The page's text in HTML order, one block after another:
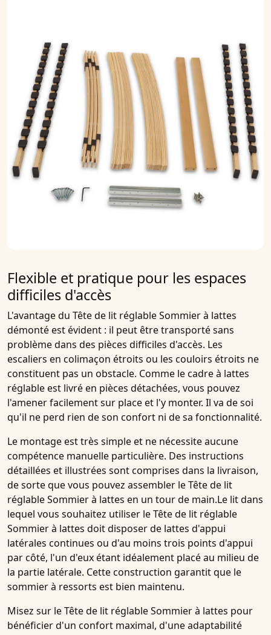
Flexible et pratique pour les espaces
difficiles d'accès
L'avantage du Tête de lit réglable Sommier à lattes
démonté est évident : il peut être transporté sans
problème dans des pièces difficiles d'accès. Les
escaliers en colimaçon étroits ou les couloirs étroits ne
constituent pas un obstacle. Comme lecadre à lattes
réglableest livré en pièces détachées, vous pouvez
l'amener facilement sur place et l'y monter. Il va de soi
qu'il ne perd rien de son confort ni de sa fonctionnalité.
Le montage est très simple et ne nécessite aucune
compétence manuelle particulière. Des instructions
détaillées et illustrées sont comprises dans la livraison,
de sorte que vous pouvez assembler leTête de lit
réglable Sommier à lattes en un tour de main.Le lit dans
lequel vous souhaitez utiliser leTête de lit réglable
Sommier à lattes doit disposer de lattes d'appui
latérales continues ou d'au moins trois points d'appui
par côté, l'un d'eux étant idéalement placé au milieu de
la partie latérale. Cette construction garantit que le
sommier à ressorts est bien maintenu.
Misez sur leTête de lit réglable Sommier à lattes pour
bénéficier d'un confort maximal, d'une adaptabilité